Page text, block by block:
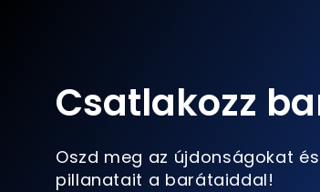
Csatlakozz
Oszd meg az újdonságokat
pillanatait a barátaiddal!